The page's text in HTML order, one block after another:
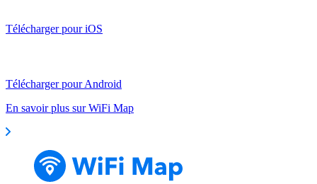
Télécharger pour iOS
Télécharger pour Android
En savoir plus sur WiFi Map